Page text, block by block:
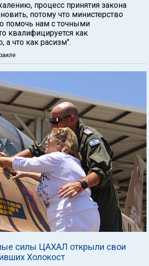
процесс принятия закона
потому что министерство
помочь нам с точными
квалифицируется как
а что как расизм".
силы ЦАХАЛ открыли свои
Холокост